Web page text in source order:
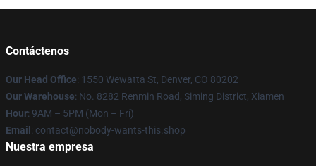
Contáctenos
Our Head Office: 1550 Wewatta St, Denver, CO 80202
Our Warehouse: No. 8282 Renmin Road, Siming District, Xiamen
Hour: 9AM – 5PM (Mon – Fri)
Email : contact@nobody-wants-this.shop
Nuestra empresa